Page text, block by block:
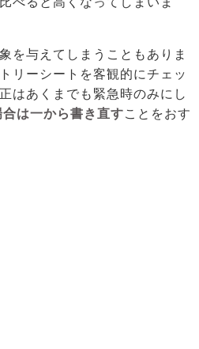
を与えてしまうこともありま
リーシートを客観的にチェッ
はあくまでも緊急時のみにし
は一から書き直すことをおす